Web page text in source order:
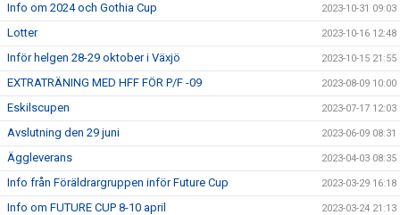
Info om 2024 och Gothia Cup 2023-10-31 09:03
Lotter 2023-10-16 12:48
Inför helgen 28-29 oktober i Växjö 2023-10-15 21:55
EXTRATRÄNING MED HFF FÖR P/F -09 2023-08-09 10:00
Eskilscupen 2023-07-17 12:03
Avslutning den 29 juni 2023-06-09 08:31
Äggleverans 2023-04-03 08:35
Info från Föräldrargruppen inför Future Cup 2023-03-29 16:18
Info om FUTURE CUP 8-10 april 2023-03-24 21:13